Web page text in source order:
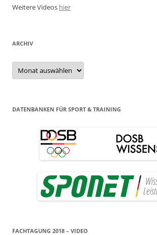
Weitere Videos hier
ARCHIV
Archiv
DATENBANKEN FÜR SPORT & TRAINING
FACHTAGUNG 2018 – VIDEO